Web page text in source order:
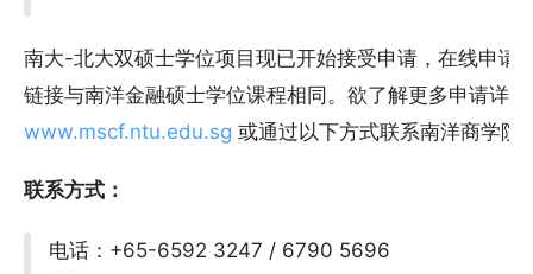
南大-北大双硕士学位项目现已开始接受申请，在线申请
链接与南洋金融硕士学位课程相同。欲了解更多申请详
www.mscf.ntu.edu.sg 或通过以下方式联系南洋商学院
联系方式：
电话：+65-6592 3247 / 6790 5696